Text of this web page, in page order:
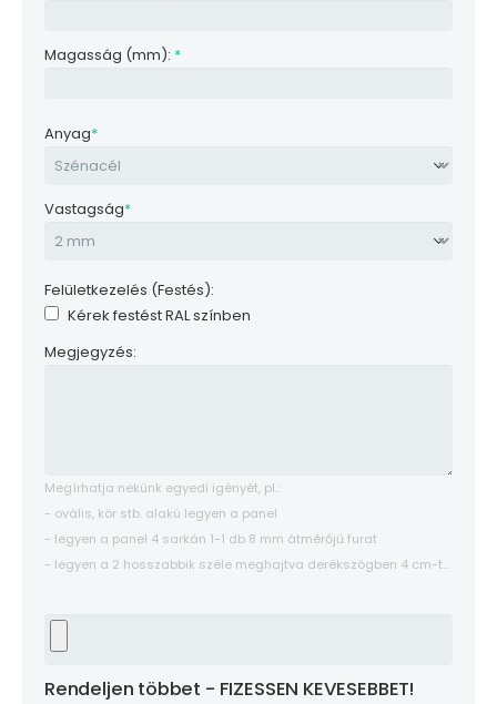
Magasság (mm): *
Anyag*
Vastagság*
Felületkezelés (Festés):
Kérek festést RAL színben
Megjegyzés:
Megírhatja nekünk egyedi igényét, pl.:
- ovális, kör stb. alakú legyen a panel
- legyen a panel 4 sarkán 1-1 db 8 mm átmérőjű furat
- legyen a 2 hosszabbik széle meghajtva derékszögben 4 cm-t...
Rendeljen többet - FIZESSEN KEVESEBBET!